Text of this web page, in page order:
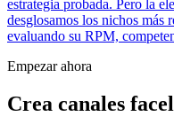
estrategia probada. Pero la
desglosamos los nichos más
evaluando su RPM,
Empezar ahora
Crea canales